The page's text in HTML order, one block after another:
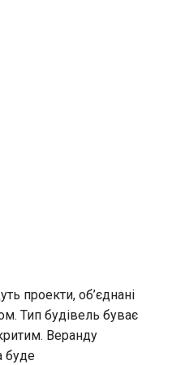
проекти, об’єднані
Тип будівель буває
Веранду
буде